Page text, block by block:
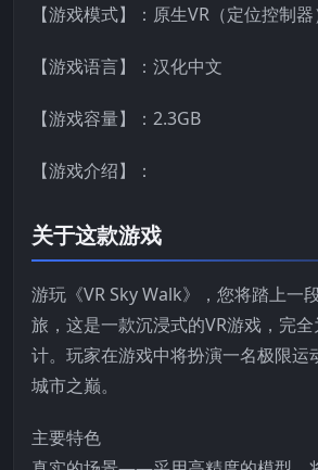
【游戏模式】：原生VR（定位控制器
【游戏语言】：汉化中文
【游戏容量】：2.3GB
【游戏介绍】：
关于这款游戏
游玩《VR Sky Walk》，您将踏上一
旅，这是一款沉浸式的VR游戏，完
计。玩家在游戏中将扮演一名极限运
城市之巅。
主要特色